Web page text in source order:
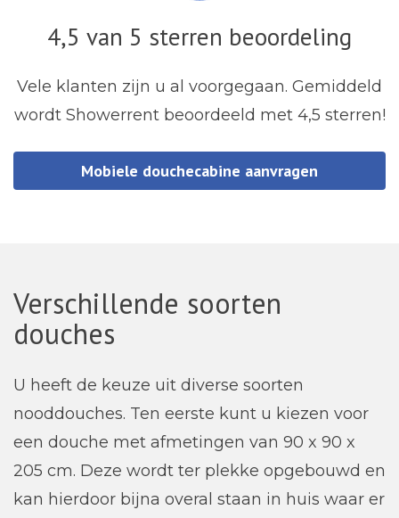
4,5 van 5 sterren beoordeling
Vele klanten zijn u al voorgegaan. Gemiddeld
wordt Showerrent beoordeeld met 4,5 sterren!
Mobiele douchecabine aanvragen
Verschillende soorten
douches
U heeft de keuze uit diverse soorten
nooddouches. Ten eerste kunt u kiezen voor
een douche met afmetingen van 90 x 90 x
205 cm. Deze wordt ter plekke opgebouwd en
kan hierdoor bijna overal staan in huis waar er